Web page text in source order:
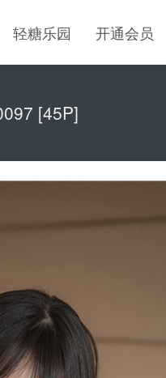
轻糖乐园 开通会员
[45P]